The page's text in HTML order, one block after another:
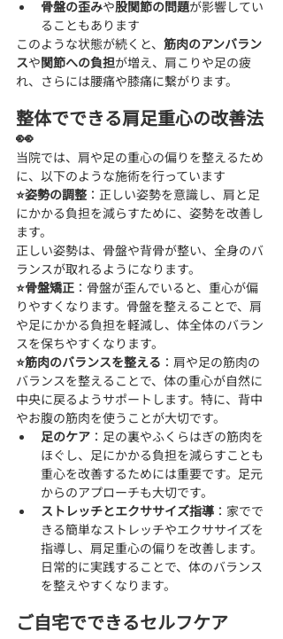
骨盤の歪みや股関節の問題が影響してい
ることもあります
このような状態が続くと、 筋肉のアンバラン
スや関節への負担が増え、肩こりや足の疲
れ、さらには腰痛や膝痛に繋がります。
整体でできる肩足重心の改善法
👀
当院では、肩や足の重心の偏りを整えるため
に、以下のような施術を行っています
⭐姿勢の調整 ：正しい姿勢を意識し、肩と足
にかかる負担を減らすために、姿勢を改善し
ます。
正しい姿勢は、骨盤や背骨が整い、全身のバ
ランスが取れるようになります。
⭐骨盤矯正 ：骨盤が歪んでいると、重心が偏
りやすくなります。骨盤を整えることで、肩
や足にかかる負担を軽減し、体全体のバラン
スを保ちやすくなります。
⭐筋肉のバランスを整える ：肩や足の筋肉の
バランスを整えることで、体の重心が自然に
中央に戻るようサポートします。特に、背中
やお腹の筋肉を使うことが大切です。
足のケア ：足の裏やふくらはぎの筋肉を
ほぐし、足にかかる負担を減らすことも
重心を改善するためには重要です。足元
からのアプローチも大切です。
ストレッチとエクササイズ指導 ：家でで
きる簡単なストレッチやエクササイズを
指導し、肩足重心の偏りを改善します。
日常的に実践することで、体のバランス
を整えやすくなります。
ご自宅でできるセルフケア